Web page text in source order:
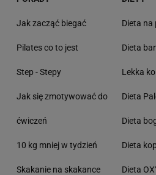
Jak zacząć biegać
Pilates co to jest
Step - Stepy
Jak się zmotywować do
ćwiczeń
10 kg mniej w tydzień
Skakanie na skakance
Dieta na
Dieta
Lekka
Dieta
Dieta
Dieta
Dieta